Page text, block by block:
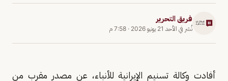
فريق التحرير
نُشر في الأحد 21 يونيو 2026 · 7:58 م
أفادت وكالة تسنيم الإيرانية للأنباء، عن مصدر مقرب من